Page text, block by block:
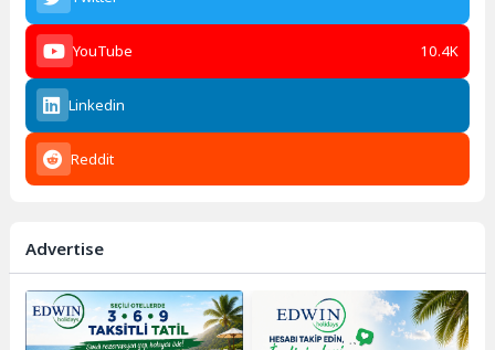
YouTube 10.4K
Linkedin
Reddit
Advertise